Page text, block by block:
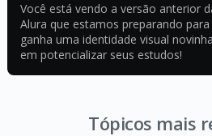
Você está vendo a versão anterior
Alura que estamos preparando
ganha uma identidade visual
em potencializar seus estudos!
Tópicos mais